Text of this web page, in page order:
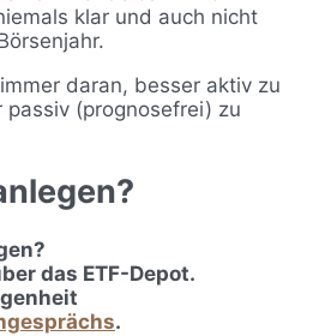
klar und auch nicht
daran, besser aktiv zu
(prognosefrei) zu
das ETF-Depot.
.